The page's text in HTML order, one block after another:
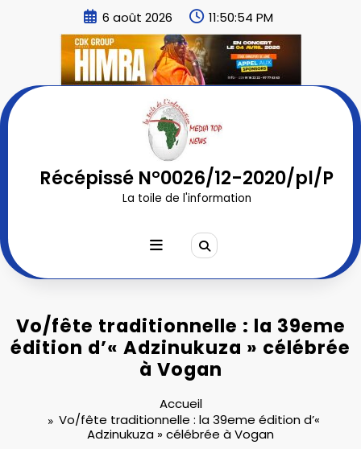
6 août 2026 11:50:56 PM
Récépissé N°0026/12-2020/pl/P
La toile de l'information
Vo/fête traditionnelle : la 39eme
édition d’« Adzinukuza » célébrée
à Vogan
Accueil
Vo/fête traditionnelle : la 39eme édition d’«
Adzinukuza » célébrée à Vogan